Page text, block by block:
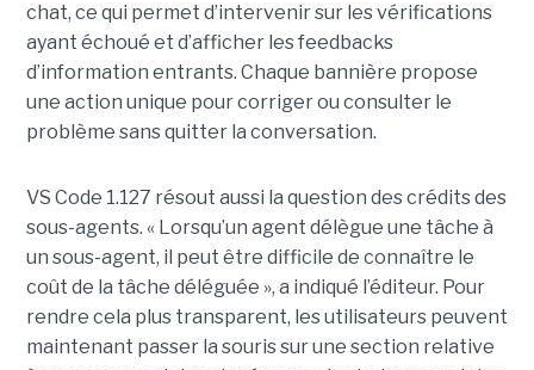
chat, ce qui permet d’intervenir sur les vérifications
ayant échoué et d’afficher les feedbacks
d’information entrants. Chaque bannière propose
une action unique pour corriger ou consulter le
problème sans quitter la conversation.
VS Code 1.127 résout aussi la question des crédits des
sous-agents. « Lorsqu’un agent délègue une tâche à
un sous-agent, il peut être difficile de connaître le
coût de la tâche déléguée », a indiqué l’éditeur. Pour
rendre cela plus transparent, les utilisateurs peuvent
maintenant passer la souris sur une section relative